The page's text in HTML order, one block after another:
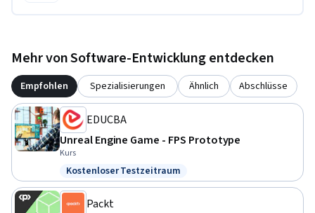
Mehr von Software-Entwicklung entdecken
Empfohlen Spezialisierungen Ähnlich Abschlüsse
EDUCBA
Unreal Engine Game - FPS Prototype
Kurs
Status: Kostenloser Testzeitraum
Kostenloser Testzeitraum
Packt